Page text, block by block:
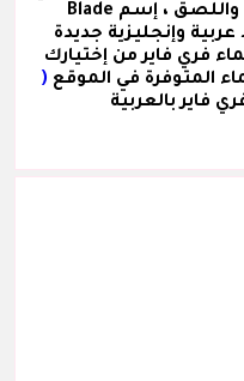
واللصق ،
إسم Blade
وإنجليزية جديدة
فري فاير من إختيارك
المتوفرة في الموقع (
فاير بالعربية